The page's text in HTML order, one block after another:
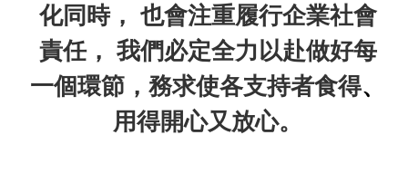
化同時， 也會注重履行企業社會
責任， 我們必定全力以赴做好每
一個環節，務求使各支持者食得、
用得開心又放心。